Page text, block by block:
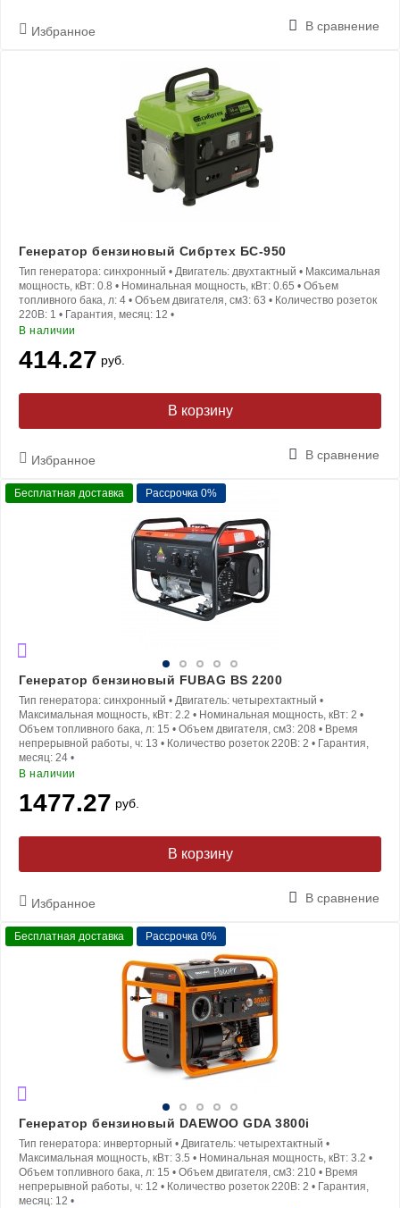
Избранное В сравнение
Генератор бензиновый Сибртех БС-950
Тип генератора: синхронный • Двигатель: двухтактный • Максимальная
мощность, кВт: 0.8 • Номинальная мощность, кВт: 0.65 • Объем
топливного бака, л: 4 • Объем двигателя, см3: 63 • Количество розеток
220В: 1 • Гарантия, месяц: 12 •
В наличии
414.27 руб.
В корзину
Избранное В сравнение
Бесплатная доставка Рассрочка 0%
Генератор бензиновый FUBAG BS 2200
Тип генератора: синхронный • Двигатель: четырехтактный •
Максимальная мощность, кВт: 2.2 • Номинальная мощность, кВт: 2 •
Объем топливного бака, л: 15 • Объем двигателя, см3: 208 • Время
непрерывной работы, ч: 13 • Количество розеток 220В: 2 • Гарантия,
месяц: 24 •
В наличии
1477.27 руб.
В корзину
Избранное В сравнение
Бесплатная доставка Рассрочка 0%
Генератор бензиновый DAEWOO GDA 3800i
Тип генератора: инверторный • Двигатель: четырехтактный •
Максимальная мощность, кВт: 3.5 • Номинальная мощность, кВт: 3.2 •
Объем топливного бака, л: 15 • Объем двигателя, см3: 210 • Время
непрерывной работы, ч: 12 • Количество розеток 220В: 2 • Гарантия,
месяц: 12 •